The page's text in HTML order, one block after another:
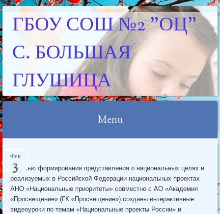
ГБОУ СОШ №2 "ОЦ"
С. БОЛЬШАЯ
ГЛУШИЦА
Menu
to
content
Фев
3
С целью формирования представления о национальных целях и
реализуемых в Российской Федерации национальных проектах
АНО «Национальные приоритеты» совместно с АО «Академия
«Просвещение» (ГК «Просвещение») созданы интерактивные
видеоуроки по темам «Национальные проекты России» и